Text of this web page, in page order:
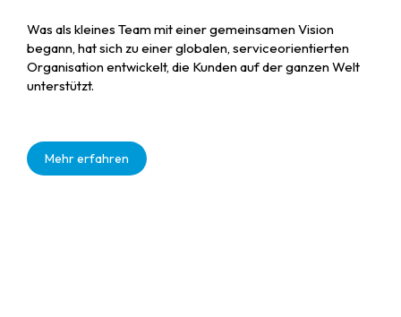
Was als kleines Team mit einer gemeinsamen Vision
begann, hat sich zu einer globalen, serviceorientierten
Organisation entwickelt, die Kunden auf der ganzen Welt
unterstützt.
Mehr erfahren